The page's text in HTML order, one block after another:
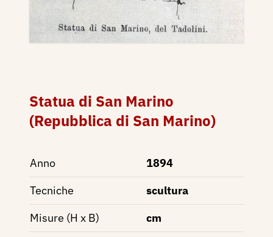
Statua di San Marino
(Repubblica di San Marino)
Anno
1894
Tecniche
scultura
Misure (H x B)
cm